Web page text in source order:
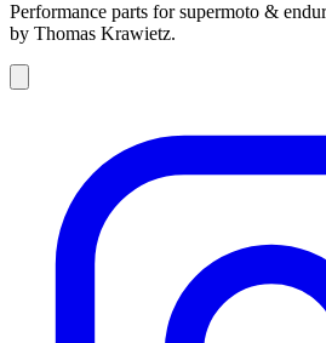
Performance parts for supermoto &
by Thomas Krawietz.